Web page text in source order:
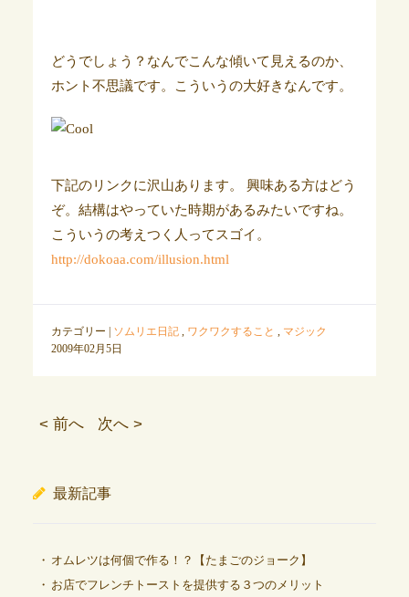
どうでしょう？なんでこんな傾いて見えるのか、
ホント不思議です。こういうの大好きなんです。
下記のリンクに沢山あります。 興味ある方はどう
ぞ。結構はやっていた時期があるみたいですね。
こういうの考えつく人ってスゴイ。
http://dokoaa.com/illusion.html
カテゴリー | ソムリエ日記, ワクワクすること , マジック
2009年02月5日
< 前へ 次へ >
最新記事
オムレツは何個で作る！？【たまごのジョーク】
お店でフレンチトーストを提供する３つのメリット